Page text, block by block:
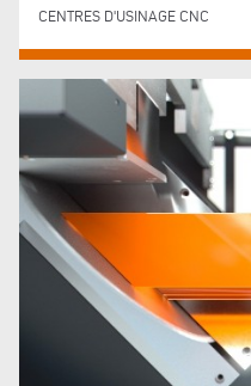
CENTRES D'USINAGE CNC